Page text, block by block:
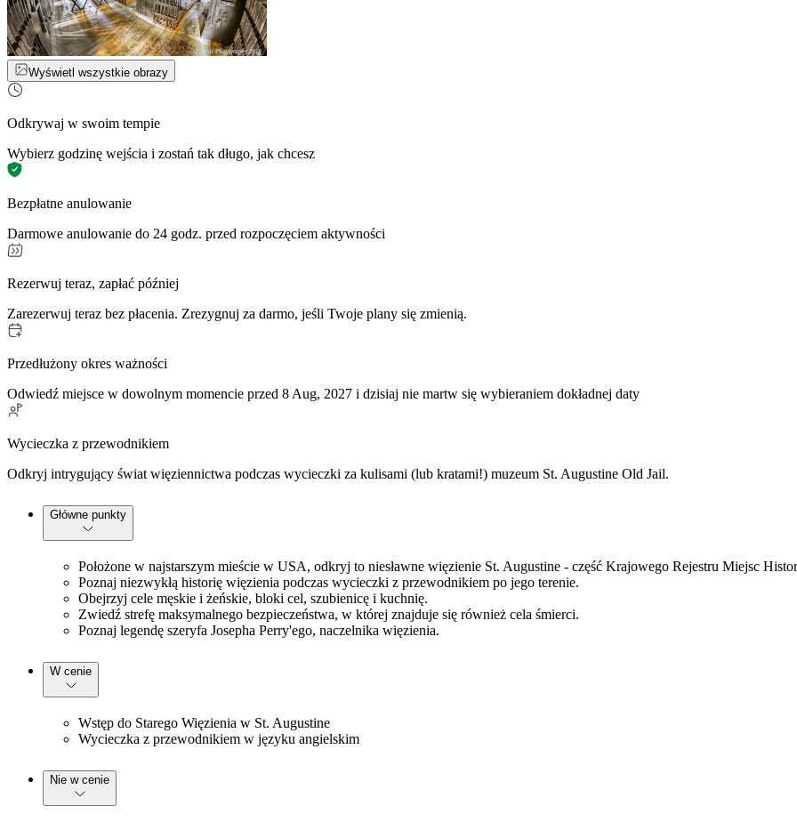
Wyświetl wszystkie obrazy
Odkrywaj w swoim tempie
Wybierz godzinę wejścia i zostań tak długo, jak chcesz
Bezpłatne anulowanie
Darmowe anulowanie do 24 godz. przed rozpoczęciem aktywności
Rezerwuj teraz, zapłać później
Zarezerwuj teraz bez płacenia. Zrezygnuj za darmo, jeśli Twoje plany się zmienią.
Przedłużony okres ważności
Odwiedź miejsce w dowolnym momencie przed 8 Aug, 2027 i dzisiaj nie martw się wybieraniem dokładnej daty
Wycieczka z przewodnikiem
Odkryj intrygujący świat więziennictwa podczas wycieczki za kulisami (lub kratami!) muzeum St. Augustine Old Jail.
Główne punkty
Położone w najstarszym mieście w USA, odkryj to niesławne więzienie St. Augustine - część Krajowego Rejestru Miejsc
Poznaj niezwykłą historię więzienia podczas wycieczki z przewodnikiem po jego terenie.
Obejrzyj cele męskie i żeńskie, bloki cel, szubienicę i kuchnię.
Zwiedź strefę maksymalnego bezpieczeństwa, w której znajduje się również cela śmierci.
Poznaj legendę szeryfa Josepha Perry'ego, naczelnika więzienia.
W cenie
Wstęp do Starego Więzienia w St. Augustine
Wycieczka z przewodnikiem w języku angielskim
Nie w cenie